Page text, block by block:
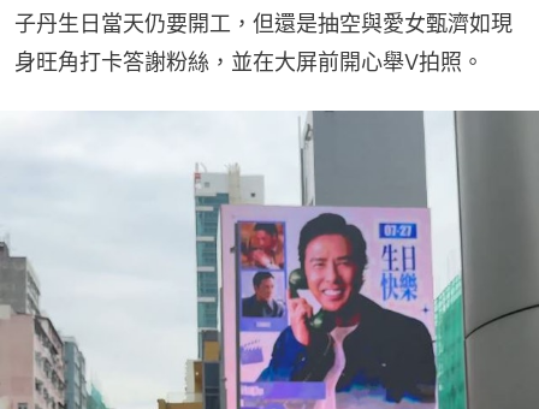
子丹生日當天仍要開工，但還是抽空與愛女甄濟如現
身旺角打卡答謝粉絲，並在大屏前開心舉V拍照。